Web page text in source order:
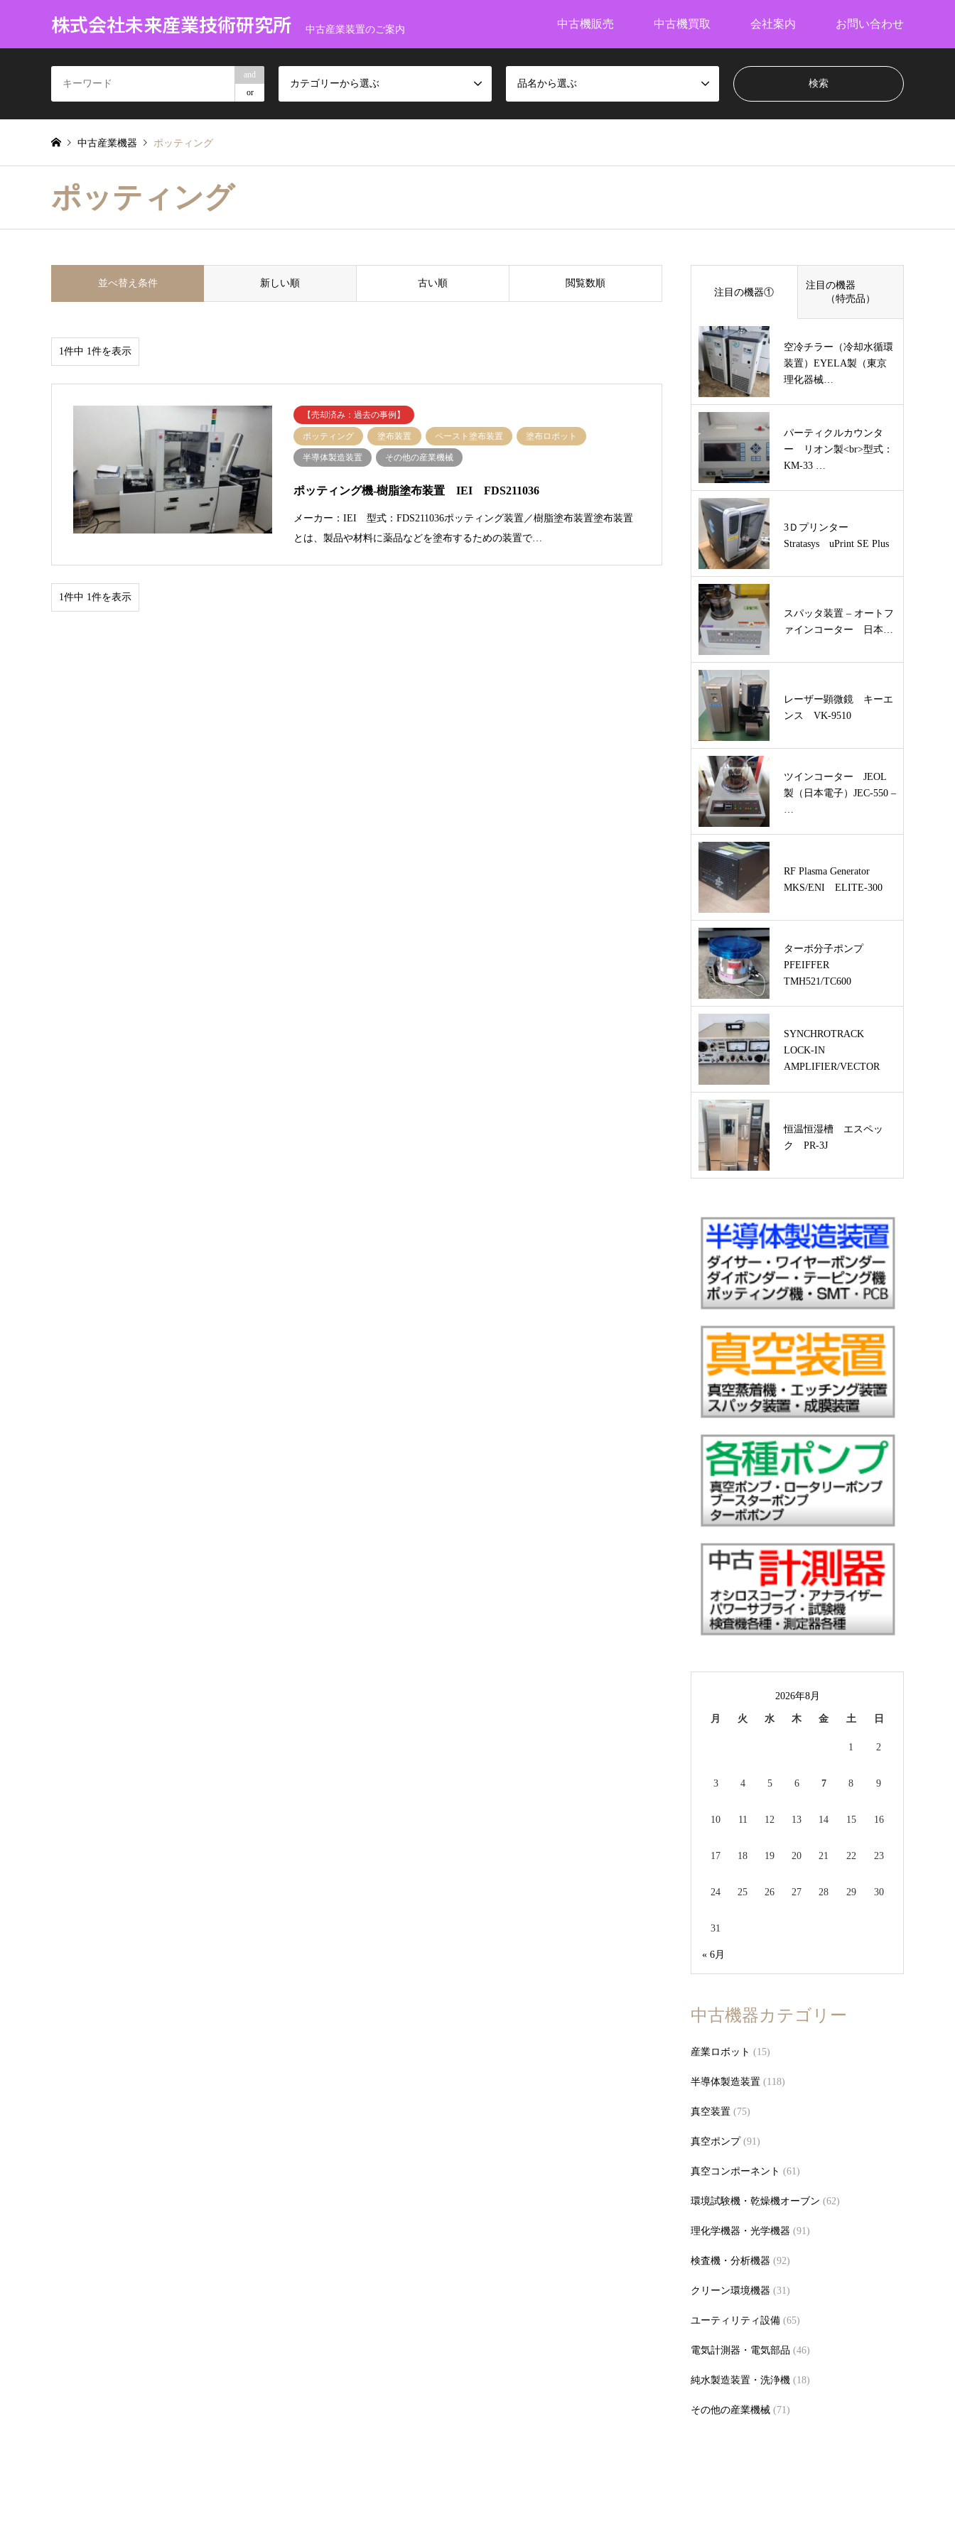
株式会社未来産業技術研究所 中古産業装置のご案内 中古機販売 中古機買取 会社案内 お問い合わせ
and
or
カテゴリーから選ぶ 品名から選ぶ
中古産業機器 ポッティング
ポッティング
並べ替え条件 新しい順 古い順 閲覧数順
1件中 1件を表示
【売却済み：過去の事例】
ポッティング 塗布装置 ペースト塗布装置 塗布ロボット
半導体製造装置 その他の産業機械
ポッティング機-樹脂塗布装置 IEI FDS211036
メーカー：IEI 型式：FDS211036ポッティング装置／樹脂塗布装置塗布装置
とは、製品や材料に薬品などを塗布するための装置で…
1件中 1件を表示
注目の機器①
注目の機器
（特売品）
空冷チラー（冷却水循環
装置）EYELA製（東京
理化器械…
パーティクルカウンタ
ー リオン製<br>型式：
KM-33 …
3Ｄプリンター
Stratasys uPrint SE Plus
スパッタ装置 – オートフ
ァインコーター 日本…
レーザー顕微鏡 キーエ
ンス VK-9510
ツインコーター JEOL
製（日本電子）JEC-550 –
…
RF Plasma Generator
MKS/ENI ELITE-300
ターボ分子ポンプ
PFEIFFER
TMH521/TC600
SYNCHROTRACK
LOCK-IN
AMPLIFIER/VECTOR
恒温恒湿槽 エスペッ
ク PR-3J
2026年8月
月 火 水 木 金 土 日
1 2
3 4 5 6 7 8 9
10 11 12 13 14 15 16
17 18 19 20 21 22 23
24 25 26 27 28 29 30
31
« 6月
中古機器カテゴリー
産業ロボット (15)
半導体製造装置 (118)
真空装置 (75)
真空ポンプ(91)
真空コンポーネント (61)
環境試験機・乾燥機オーブン (62)
理化学機器・光学機器 (91)
検査機・分析機器 (92)
クリーン環境機器 (31)
ユーティリティ設備 (65)
電気計測器・電気部品 (46)
純水製造装置・洗浄機 (18)
その他の産業機械 (71)